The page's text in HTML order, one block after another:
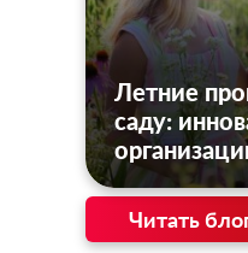
Летние
саду:
Читать